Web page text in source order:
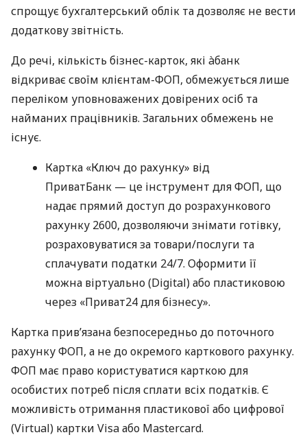
спрощує бухгалтерський облік та дозволяє не вести
додаткову звітність.
До речі, кількість бізнес-карток, які àбанк
відкриває своїм клієнтам-ФОП, обмежується лише
переліком уповноважених довірених осіб та
найманих працівників. Загальних обмежень не
існує.
Картка «Ключ до рахунку» від
ПриватБанк — це інструмент для ФОП, що
надає прямий доступ до розрахункового
рахунку 2600, дозволяючи знімати готівку,
розраховуватися за товари/послуги та
сплачувати податки 24/7. Оформити її
можна віртуально (Digital) або пластиковою
через «Приват24 для бізнесу».
Картка прив’язана безпосередньо до поточного
рахунку ФОП, а не до окремого карткового рахунку.
ФОП має право користуватися карткою для
особистих потреб після сплати всіх податків. Є
можливість отримання пластикової або цифрової
(Virtual) картки Visa або Mastercard.